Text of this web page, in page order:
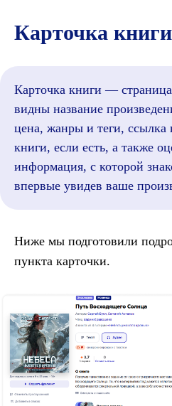
Карточка книги
Карточка книги —
видны название
цена, жанры и теги, ссылка
книги, если есть, а также
информация, с которой
впервые увидев ваше
Ниже мы подготовили
пункта карточки.